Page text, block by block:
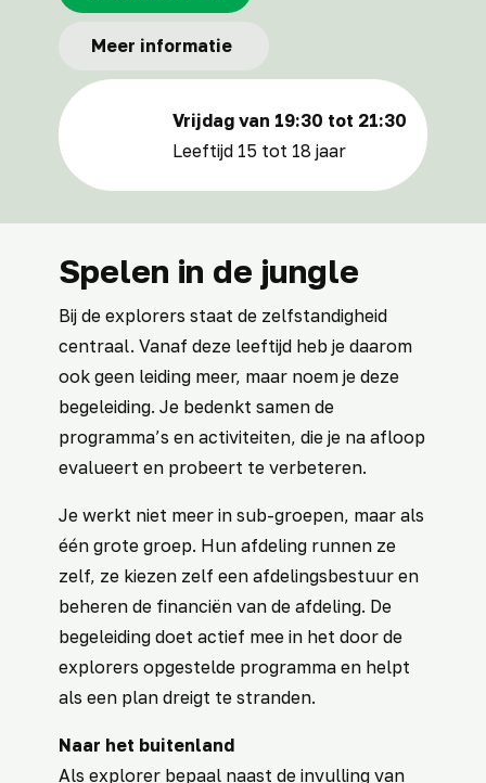
Meer informatie
Vrijdag van 19:30 tot 21:30
Leeftijd 15 tot 18 jaar
Spelen in de jungle
Bij de explorers staat de zelfstandigheid
centraal. Vanaf deze leeftijd heb je daarom
ook geen leiding meer, maar noem je deze
begeleiding. Je bedenkt samen de
programma’s en activiteiten, die je na afloop
evalueert en probeert te verbeteren.
Je werkt niet meer in sub-groepen, maar als
één grote groep. Hun afdeling runnen ze
zelf, ze kiezen zelf een afdelingsbestuur en
beheren de financiën van de afdeling. De
begeleiding doet actief mee in het door de
explorers opgestelde programma en helpt
als een plan dreigt te stranden.
Naar het buitenland
Als explorer bepaal naast de invulling van